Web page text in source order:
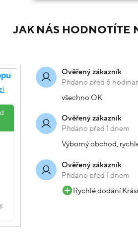
JAK NÁS HODNOTÍTE
Ověřený zákazník
Přidáno před 6
všechno OK
Ověřený zákazník
Přidáno před 1 dnem
Výborný obchod,
Ověřený zákazník
Přidáno před 1 dnem
Rychlé dodání